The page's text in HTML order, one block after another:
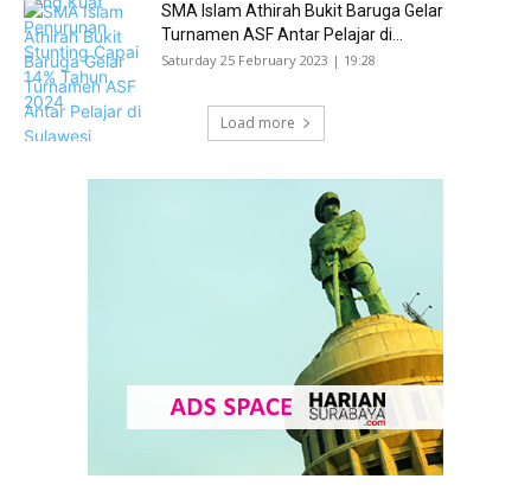
SMA Islam Athirah Bukit Baruga Gelar
Turnamen ASF Antar Pelajar di...
Saturday 25 February 2023 | 19:28
Load more